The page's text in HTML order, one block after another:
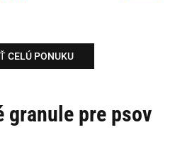
CELÚ PONUKU
granule pre psov